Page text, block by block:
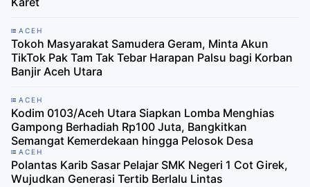
ACEH
Tokoh Masyarakat Samudera Geram, Minta Akun
TikTok Pak Tam Tak Tebar Harapan Palsu bagi Korban
Banjir Aceh Utara
ACEH
Kodim 0103/Aceh Utara Siapkan Lomba Menghias
Gampong Berhadiah Rp100 Juta, Bangkitkan
Semangat Kemerdekaan hingga Pelosok Desa
ACEH
Polantas Karib Sasar Pelajar SMK Negeri 1 Cot Girek,
Wujudkan Generasi Tertib Berlalu Lintas